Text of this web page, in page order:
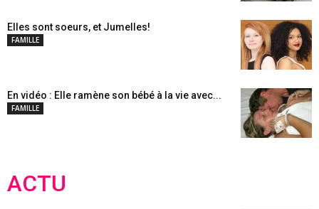
Elles sont soeurs, et Jumelles!
FAMILLE
En vidéo : Elle ramène son bébé à la vie avec...
FAMILLE
ACTU